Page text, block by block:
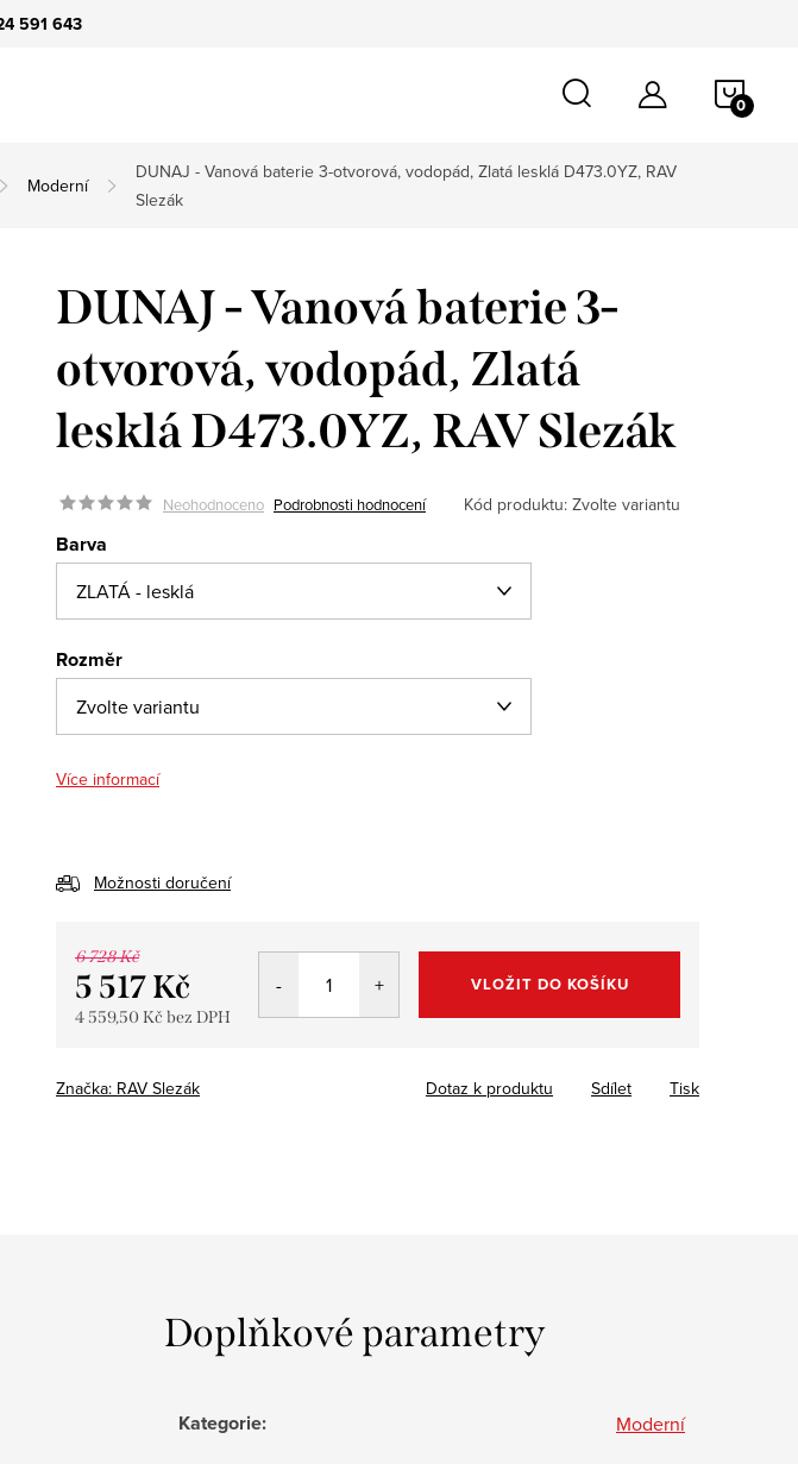
591 643
Moderní
DUNAJ - Vanová baterie 3-otvorová, vodopád, Zlatá lesklá D473.0YZ, RAV
Slezák
DUNAJ - Vanová baterie 3-
otvorová, vodopád, Zlatá
lesklá D473.0YZ, RAV Slezák
Neohodnoceno Podrobnosti hodnocení Kód produktu: Zvolte variantu
Barva
Rozměr
Více informací
Možnosti doručení
6 728 Kč
5 517 Kč
4 559,50 Kč bez DPH
VLOŽIT DO KOŠÍKU
Značka: RAV Slezák Tisk
Dotaz k produktu Sdílet
Doplňkové parametry
Kategorie: Moderní